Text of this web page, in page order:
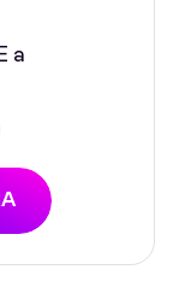
a